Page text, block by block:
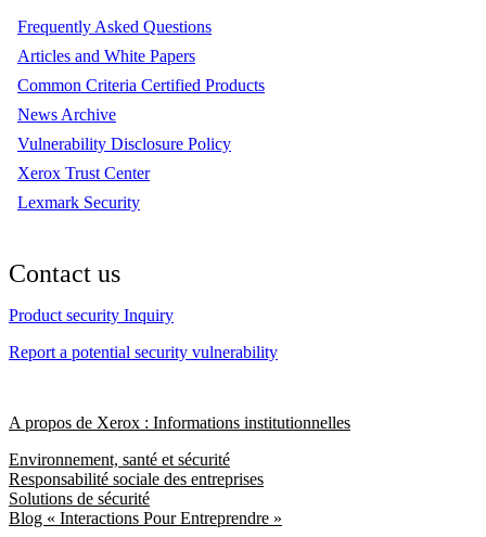
Frequently Asked Questions
Articles and White Papers
Common Criteria Certified Products
News Archive
Vulnerability Disclosure Policy
Xerox Trust Center
Lexmark Security
Contact us
Product security Inquiry
Report a potential security vulnerability
A propos de Xerox : Informations institutionnelles
Environnement, santé et sécurité
Responsabilité sociale des entreprises
Solutions de sécurité
Blog « Interactions Pour Entreprendre »